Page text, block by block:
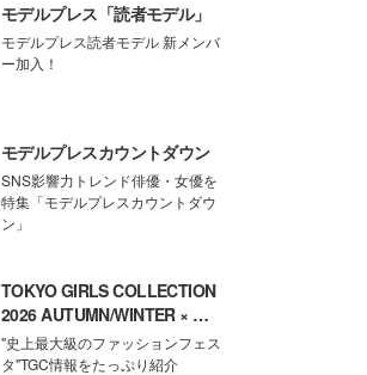
モデルプレス「読者モデル」
モデルプレス読者モデル 新メンバ
ー加入！
モデルプレスカウントダウン
SNS影響力トレンド俳優・女優を
特集「モデルプレスカウントダウ
ン」
TOKYO GIRLS COLLECTION
2026 AUTUMN/WINTER × モ
デルプレス
"史上最大級のファッションフェス
タ"TGC情報をたっぷり紹介